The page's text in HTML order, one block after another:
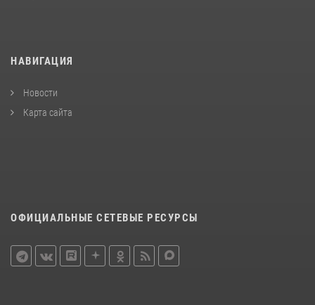
НАВИГАЦИЯ
Новости
Карта сайта
ОФИЦИАЛЬНЫЕ СЕТЕВЫЕ РЕСУРСЫ